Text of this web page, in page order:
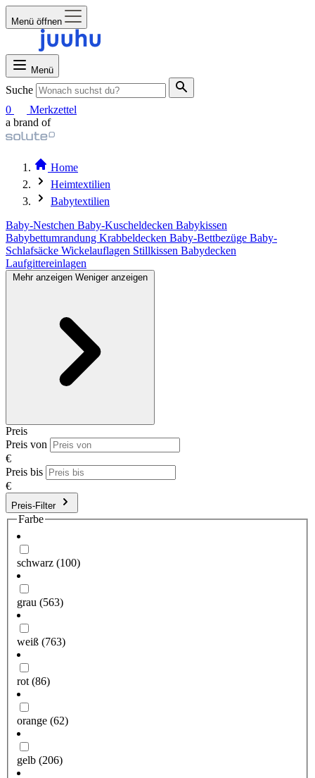
Menü öffnen
Menü
Suche
0
Merkzettel
a brand of
Home
Heimtextilien
Babytextilien
Baby-Nestchen Baby-Kuscheldecken Babykissen
Babybettumrandung Krabbeldecken Baby-Bettbezüge Baby-
Schlafsäcke Wickelauflagen Stillkissen Babydecken
Laufgittereinlagen
Mehr anzeigen Weniger anzeigen
Preis
Preis von
€
Preis bis
€
Preis-Filter
Farbe
schwarz (100)
grau (563)
weiß (763)
rot (86)
orange (62)
gelb (206)